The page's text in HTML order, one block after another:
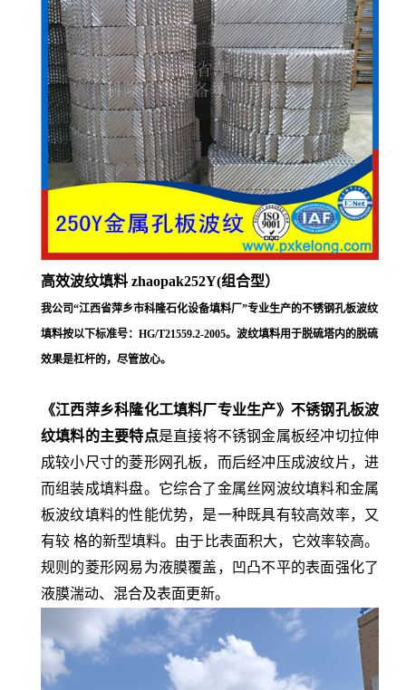
高效波纹填料 zhaopak252Y(组合型）
我公司“江西省萍乡市科隆石化设备填料厂”专业生产的不锈钢孔板波纹
填料按以下标准号：HG/T21559.2-2005。波纹填料用于脱硫塔内的脱硫
效果是杠杆的，尽管放心。
《江西萍乡科隆化工填料厂专业生产》不锈钢孔板波
纹填料的主要特点是直接将不锈钢金属板经冲切拉伸
成较小尺寸的菱形网孔板，而后经冲压成波纹片，进
而组装成填料盘。它综合了金属丝网波纹填料和金属
板波纹填料的性能优势，是一种既具有较高效率，又
有较 格的新型填料。由于比表面积大，它效率较高。
规则的菱形网易为液膜覆盖，凹凸不平的表面强化了
液膜湍动、混合及表面更新。